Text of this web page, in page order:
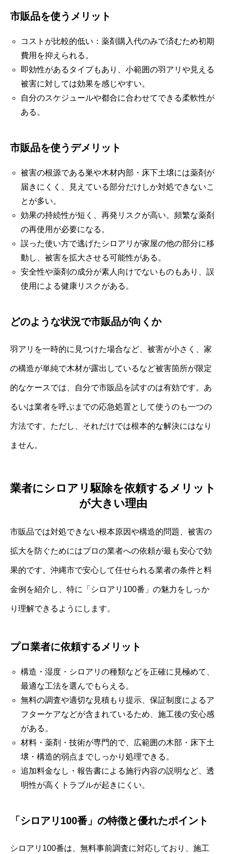
市販品を使うメリット
コストが比較的低い：薬剤購入代のみで済むため初期
費用を抑えられる。
即効性があるタイプもあり、小範囲の羽アリや見える
被害に対しては効果を感じやすい。
自分のスケジュールや都合に合わせてできる柔軟性が
ある。
市販品を使うデメリット
被害の根源である巣や木材内部・床下土壌には薬剤が
届きにくく、見えている部分だけしか対処できないこ
とが多い。
効果の持続性が短く、再発リスクが高い。頻繁な薬剤
の再使用が必要になる。
誤った使い方で逃げたシロアリが家屋の他の部分に移
動し、被害を拡大させる可能性がある。
安全性や薬剤の成分が素人向けでないものもあり、誤
使用による健康リスクがある。
どのような状況で市販品が向くか
羽アリを一時的に見つけた場合など、被害が小さく、家
の構造が単純で木材が露出しているなど被害箇所が限定
的なケースでは、自分で市販品を試すのは有効です。あ
るいは業者を呼ぶまでの応急処置として使うのも一つの
方法です。ただし、それだけでは根本的な解決にはなり
ません。
業者にシロアリ駆除を依頼するメリット
が大きい理由
市販品では対処できない根本原因や構造的問題、被害の
拡大を防ぐためにはプロの業者への依頼が最も安心で効
果的です。沖縄市で安心して任せられる業者の条件と料
金例を紹介し、特に「シロアリ100番」の魅力をしっか
り理解できるようにします。
プロ業者に依頼するメリット
構造・湿度・シロアリの種類などを正確に見極めて、
最適な工法を選んでもらえる。
無料の調査や適切な見積もり提示、保証制度によるア
フターケアなどが含まれているため、施工後の安心感
がある。
材料・薬剤・技術が専門的で、広範囲の木部・床下土
壌・構造的弱点までしっかり処理できる。
追加料金なし・報告書による施行内容の説明など、透
明性が高くトラブルが起きにくい。
「シロアリ100番」の特徴と優れたポイント
シロアリ100番は、無料事前調査に対応しており、施工